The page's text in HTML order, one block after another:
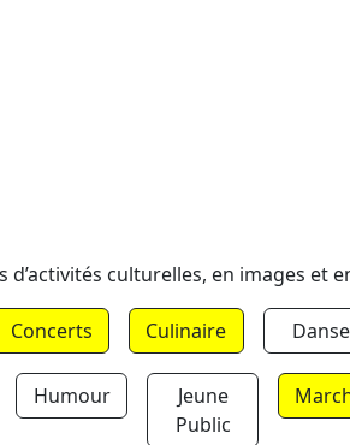
d’activités culturelles, en images et
Concerts Culinaire Danse
Humour
Jeune
Public